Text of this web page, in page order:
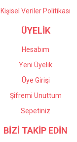
Kişisel Veriler Politikası
ÜYELİK
Hesabım
Yeni Üyelik
Üye Girişi
Şifremi Unuttum
Sepetiniz
BİZİ TAKİP EDİN